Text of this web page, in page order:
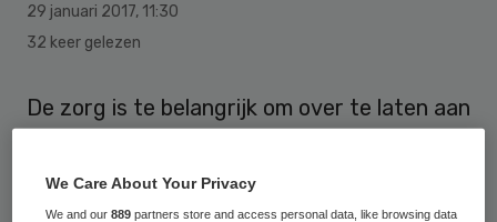
29 januari 2017, 11:30
32 keer gelezen
De zorg is te belangrijk om over te laten aan
huisarts en lid van het actiecomité Het roer
moet om. “Het wegennet is ook niet van de
We Care About Your Privacy
We and our889 partners store and access personal data, like browsing data